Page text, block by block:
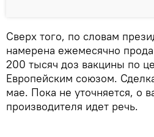
Сверх того, по словам
намерена ежемесячно
200 тысяч доз вакцины по
Европейским союзом.
мае. Пока не уточняется, о
производителя идет речь.